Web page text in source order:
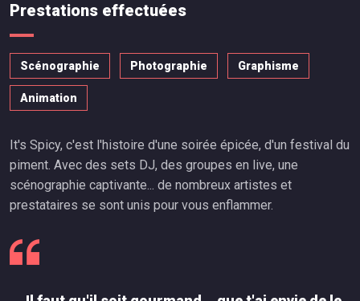
Prestations effectuées
Scénographie Photographie Graphisme
Animation
It's Spicy, c'est l'histoire d'une soirée épicée, d'un festival du
piment. Avec des sets DJ, des groupes en live, une
scénographie captivante... de nombreux artistes et
prestataires se sont unis pour vous enflammer.